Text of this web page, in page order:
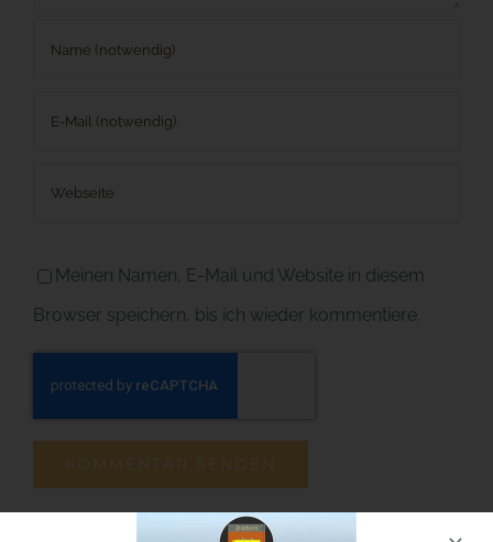
Meinen Namen, E-Mail und Website in diesem
Browser speichern, bis ich wieder kommentiere.
Für unseren Newsletter